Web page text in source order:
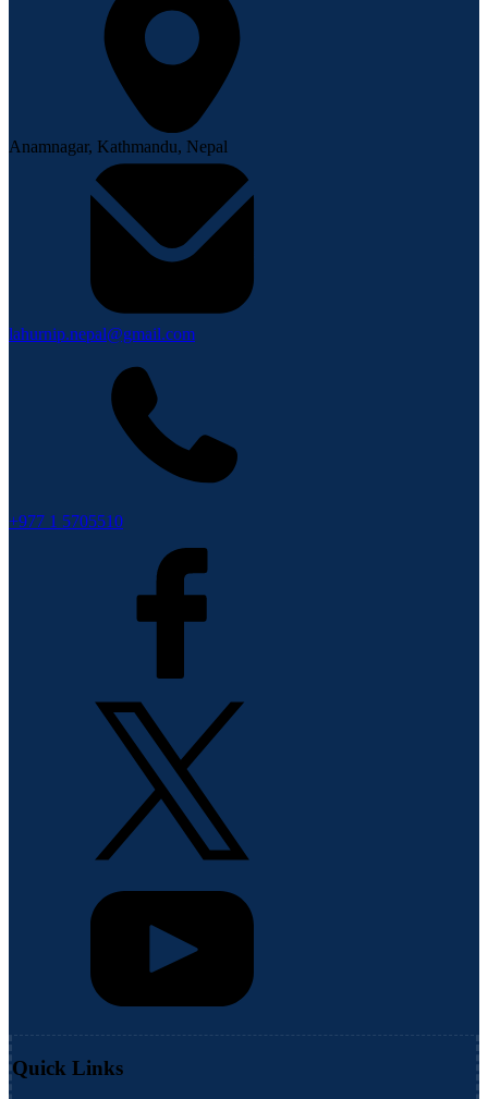
Anamnagar, Kathmandu, Nepal
lahurnip.nepal@gmail.com
+977 1 5705510
Quick Links